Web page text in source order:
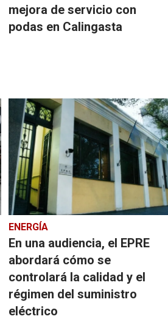
mejora de servicio con
podas en Calingasta
ENERGÍA
En una audiencia, el EPRE
abordará cómo se
controlará la calidad y el
régimen del suministro
eléctrico